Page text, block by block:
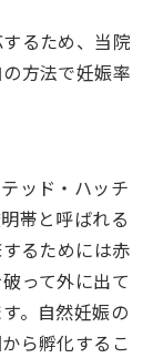
るため、当院
方法で妊娠率
ッド・ハッチ
帯と呼ばれる
るためには赤
って外に出て
。自然妊娠の
ら孵化するこ